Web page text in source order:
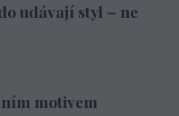
udávají styl – ne
motivem